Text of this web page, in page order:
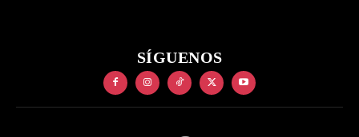
SÍGUENOS